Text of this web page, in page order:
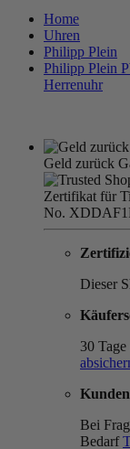
Home
Uhren
Philipp Plein
Philipp Plein
Herrenuhr
Geld zurück
Zertifikat für
No.
Dieser
30
Bei
Bedarf